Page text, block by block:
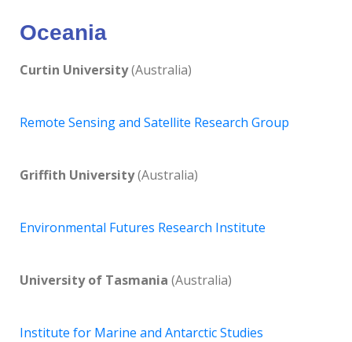
Oceania
Curtin University(Australia)
Remote Sensing and Satellite Research Group
Griffith University(Australia)
Environmental Futures Research Institute
University of Tasmania (Australia)
Institute for Marine and Antarctic Studies